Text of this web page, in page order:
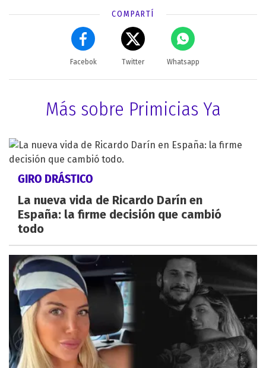
COMPARTÍ
Facebok Twitter Whatsapp
Más sobre Primicias Ya
GIRO DRÁSTICO
La nueva vida de Ricardo Darín en
España: la firme decisión que cambió
todo